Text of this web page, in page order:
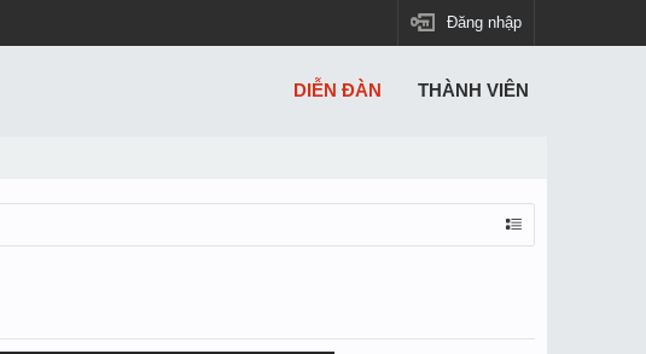
Đăng nhập
DIỄN ĐÀN THÀNH VIÊN